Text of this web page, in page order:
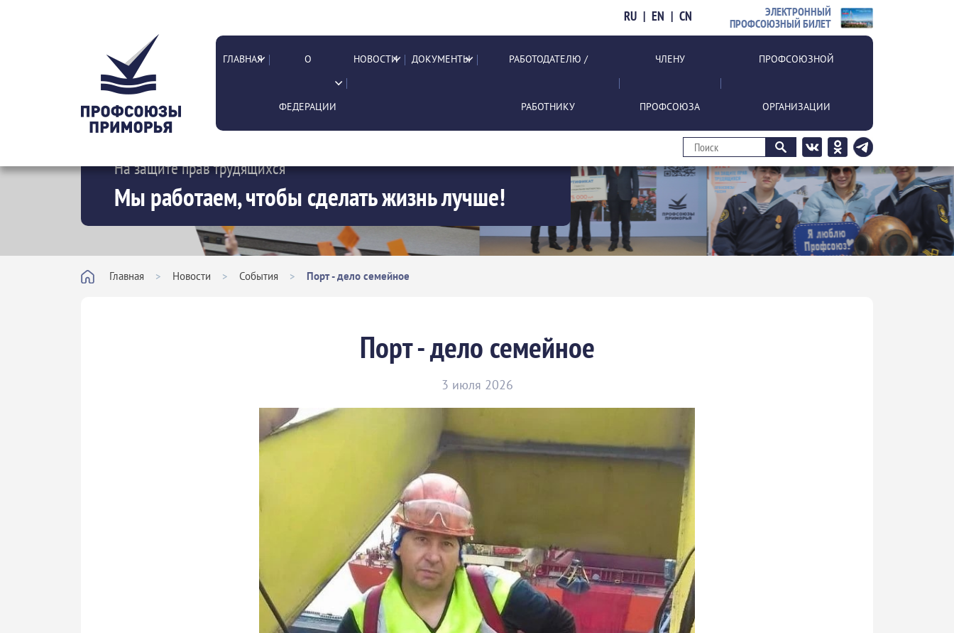
RU | EN | CN
ЭЛЕКТРОННЫЙ
ПРОФСОЮЗНЫЙ БИЛЕТ
ГЛАВНАЯ О
ФЕДЕРАЦИИ
НОВОСТИ ДОКУМЕНТЫ РАБОТОДАТЕЛЮ /
РАБОТНИКУ
ЧЛЕНУ
ПРОФСОЮЗА
ПРОФСОЮЗНОЙ
ОРГАНИЗАЦИИ
На защите прав трудящихся
Мы работаем, чтобы сделать жизнь лучше!
Главная > Новости > События > Порт - дело семейное
Порт - дело семейное
3 июля 2026